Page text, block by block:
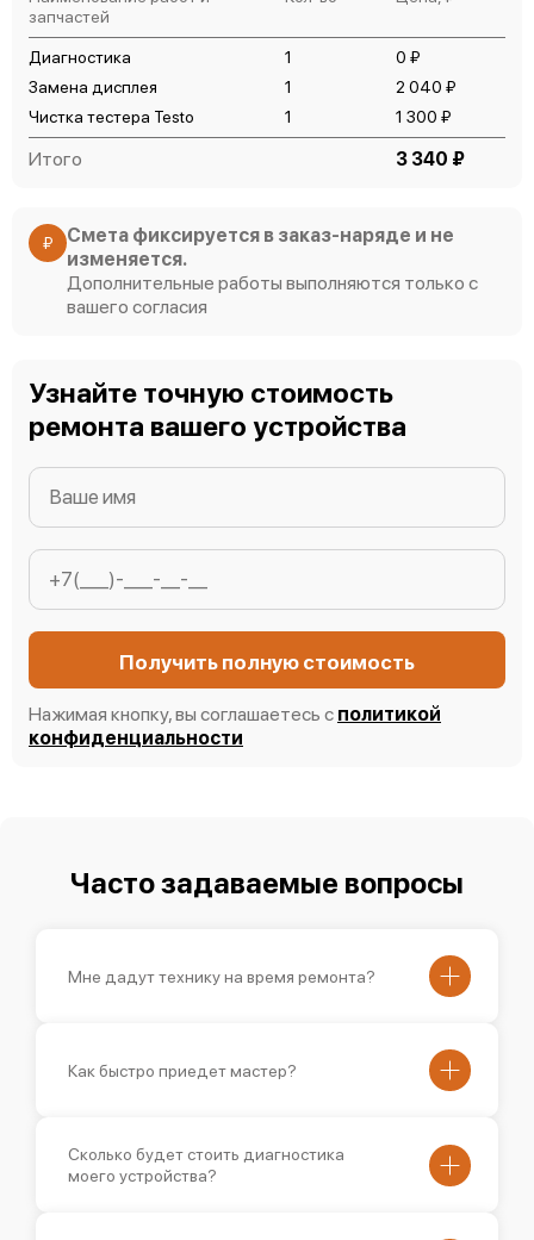
запчастей
Диагностика 1
0 ₽
Замена дисплея
1
2 040 ₽
Чистка тестера Testo
1 1 300 ₽
Итого 3 340 ₽
₽
Смета фиксируется в заказ-наряде и не
изменяется.
Дополнительные работы выполняются только с
вашего согласия
Узнайте точную стоимость
ремонта вашего устройства
Получить полную стоимость
Нажимая кнопку, вы соглашаетесь с политикой
конфиденциальности
Часто задаваемые вопросы
Мне дадут технику на время ремонта?
Как быстро приедет мастер?
Сколько будет стоить диагностика
моего устройства?